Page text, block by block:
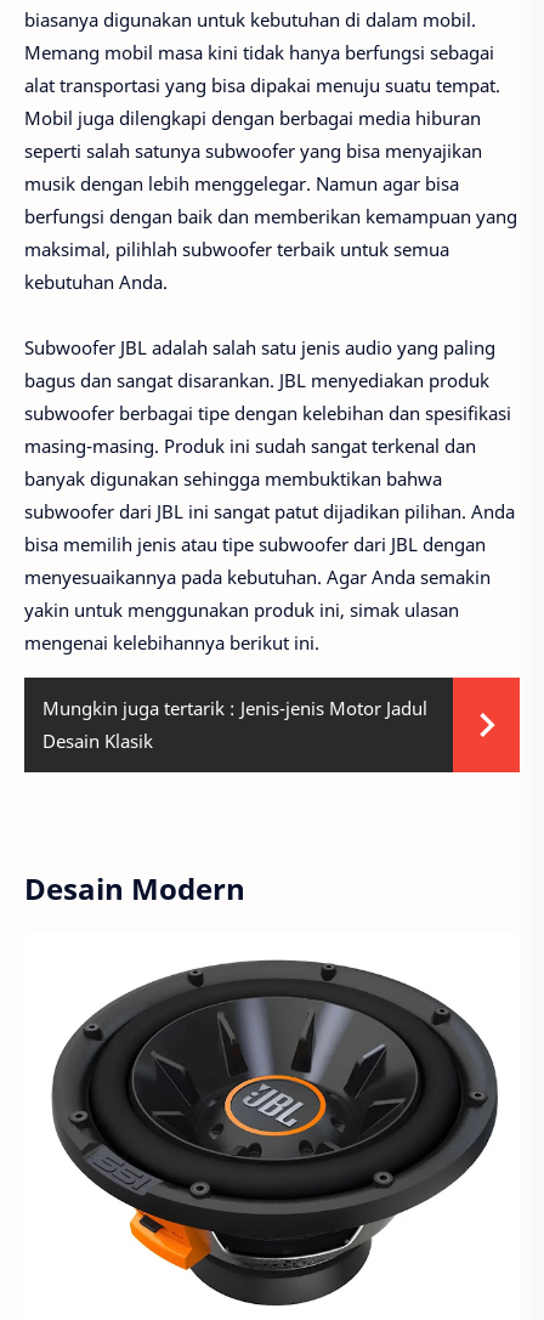
biasanya digunakan untuk kebutuhan di dalam mobil.
Memang mobil masa kini tidak hanya berfungsi sebagai
alat transportasi yang bisa dipakai menuju suatu tempat.
Mobil juga dilengkapi dengan berbagai media hiburan
seperti salah satunya subwoofer yang bisa menyajikan
musik dengan lebih menggelegar. Namun agar bisa
berfungsi dengan baik dan memberikan kemampuan yang
maksimal, pilihlah subwoofer terbaik untuk semua
kebutuhan Anda.
Subwoofer JBL adalah salah satu jenis audio yang paling
bagus dan sangat disarankan. JBL menyediakan produk
subwoofer berbagai tipe dengan kelebihan dan spesifikasi
masing-masing. Produk ini sudah sangat terkenal dan
banyak digunakan sehingga membuktikan bahwa
subwoofer dari JBL ini sangat patut dijadikan pilihan. Anda
bisa memilih jenis atau tipe subwoofer dari JBL dengan
menyesuaikannya pada kebutuhan. Agar Anda semakin
yakin untuk menggunakan produk ini, simak ulasan
mengenai kelebihannya berikut ini.
Mungkin juga tertarik : Jenis-jenis Motor Jadul
Desain Klasik
Desain Modern